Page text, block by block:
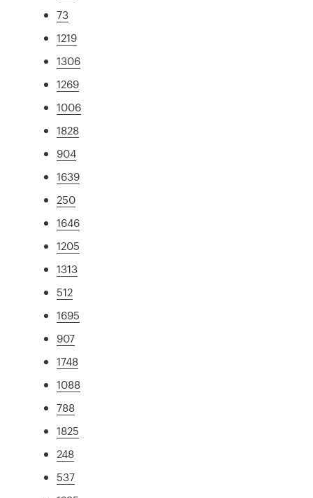
73
1219
1306
1269
1006
1828
904
1639
250
1646
1205
1313
512
1695
907
1748
1088
788
1825
248
537